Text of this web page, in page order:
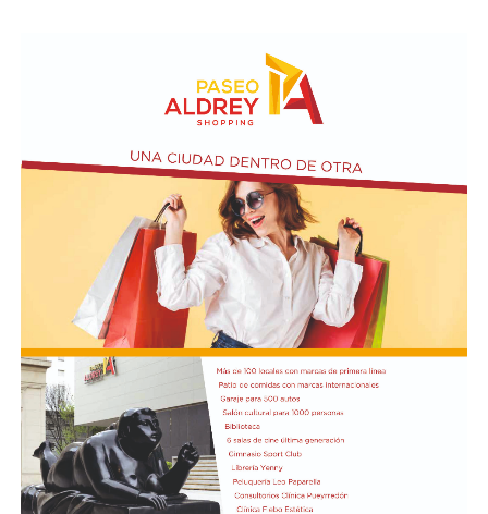
En paralelo, la intervención contempla la extensión de
la red cloacal mediante la instalación de 234 metros de
domiciliarias y la construcción de seis bocas de registro.
Además de la infraestructura subterránea, el proyecto
prevé la reconstrucción de veredas y pavimentos
afectados por las excavaciones, así como la reposición
de material granular en las calles intervenidas.
Desde OSSE destacaron que la ampliación del sistema
cloacal representa un aporte importante para la
protección ambiental, ya que permite disminuir la
utilización de pozos absorbentes y contribuye a
preservar las napas de agua subterránea, además de
mejorar las condiciones de higiene y salubridad para los
vecinos.